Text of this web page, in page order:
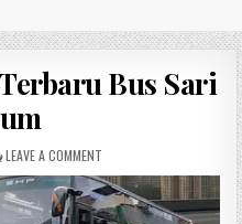
Bus Sari
LEAVE A COMMENT